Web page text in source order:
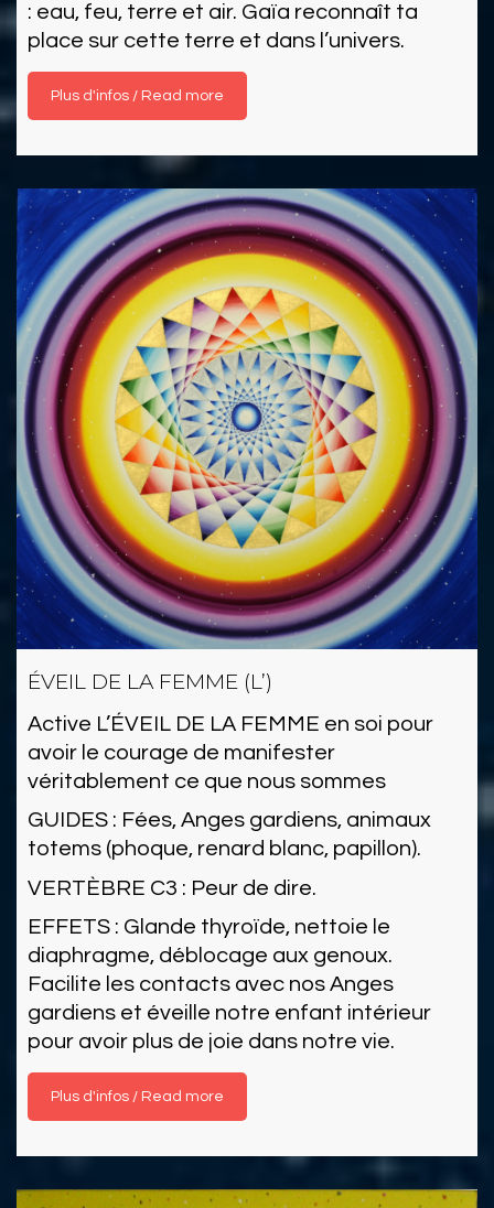
: eau, feu, terre et air. Gaïa reconnaît ta
place sur cette terre et dans l’univers.
Read more
ÉVEIL DE LA FEMME (L’)
Active L’ÉVEIL DE LA FEMME en soi pour
avoir le courage de manifester
véritablement ce que nous sommes
GUIDES : Fées, Anges gardiens, animaux
totems (phoque, renard blanc, papillon).
VERTÈBRE C3 : Peur de dire.
EFFETS : Glande thyroïde, nettoie le
diaphragme, déblocage aux genoux.
Facilite les contacts avec nos Anges
gardiens et éveille notre enfant intérieur
pour avoir plus de joie dans notre vie.
Read more